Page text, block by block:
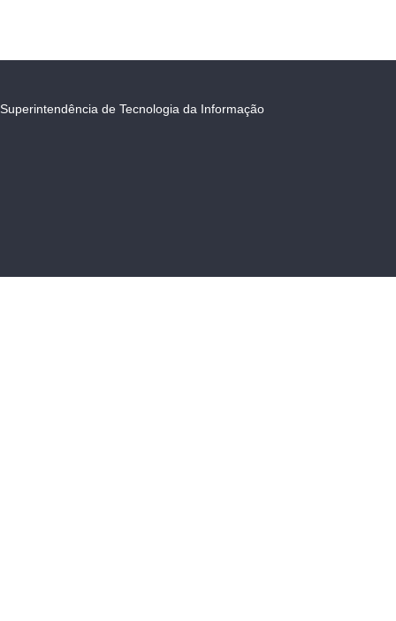
Superintendência de Tecnologia da Informação